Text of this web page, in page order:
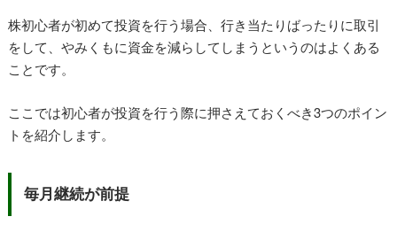
株初心者が初めて投資を行う場合、行き当たりばったりに取引
をして、やみくもに資金を減らしてしまうというのはよくある
ことです。
ここでは初心者が投資を行う際に押さえておくべき3つのポイン
トを紹介します。
毎月継続が前提